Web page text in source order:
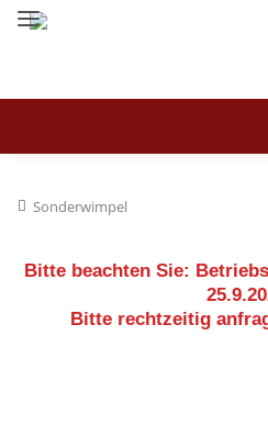
Sonderwimpel
Bitte beachten Sie:
Bitte rechtzeitig